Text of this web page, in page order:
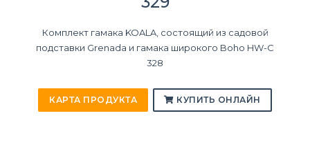
Комплект гамака KOALA, состоящий из садовой
подставки Grenada и гамака широкого Boho HW-C
328
КАРТА ПРОДУКТА КУПИТЬ ОНЛАЙН